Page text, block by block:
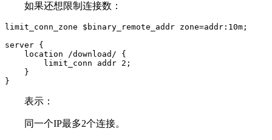
如果还想限制连接数：
limit_conn_zone $binary_remote_addr zone=addr:10m;
server {
    location /download/ {
        limit_conn addr 2;
    }
}
表示：
同一个IP最多2个连接。